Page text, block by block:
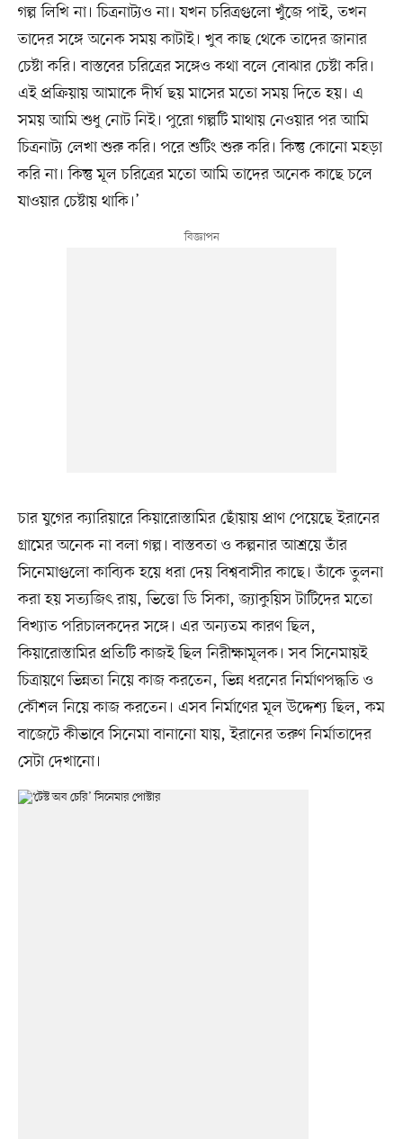
গল্প লিখি না। চিত্রনাট্যও না। যখন চরিত্রগুলো খুঁজে পাই, তখন
তাদের সঙ্গে অনেক সময় কাটাই। খুব কাছ থেকে তাদের জানার
চেষ্টা করি। বাস্তবের চরিত্রের সঙ্গেও কথা বলে বোঝার চেষ্টা করি।
এই প্রক্রিয়ায় আমাকে দীর্ঘ ছয় মাসের মতো সময় দিতে হয়। এ
সময় আমি শুধু নোট নিই। পুরো গল্পটি মাথায় নেওয়ার পর আমি
চিত্রনাট্য লেখা শুরু করি। পরে শুটিং শুরু করি। কিন্তু কোনো মহড়া
করি না। কিন্তু মূল চরিত্রের মতো আমি তাদের অনেক কাছে চলে
যাওয়ার চেষ্টায় থাকি।’
চার যুগের ক্যারিয়ারে কিয়ারোস্তামির ছোঁয়ায় প্রাণ পেয়েছে ইরানের
গ্রামের অনেক না বলা গল্প। বাস্তবতা ও কল্পনার আশ্রয়ে তাঁর
সিনেমাগুলো কাব্যিক হয়ে ধরা দেয় বিশ্ববাসীর কাছে। তাঁকে তুলনা
করা হয় সত্যজিৎ রায়, ভিত্তো ডি সিকা, জ্যাকুয়িস টাটিদের মতো
বিখ্যাত পরিচালকদের সঙ্গে। এর অন্যতম কারণ ছিল,
কিয়ারোস্তামির প্রতিটি কাজই ছিল নিরীক্ষামূলক। সব সিনেমায়ই
চিত্রায়ণে ভিন্নতা নিয়ে কাজ করতেন, ভিন্ন ধরনের নির্মাণপদ্ধতি ও
কৌশল নিয়ে কাজ করতেন। এসব নির্মাণের মূল উদ্দেশ্য ছিল, কম
বাজেটে কীভাবে সিনেমা বানানো যায়, ইরানের তরুণ নির্মাতাদের
সেটা দেখানো।